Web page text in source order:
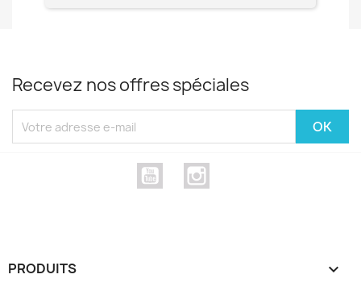
Recevez nos offres spéciales
YouTube
PRODUITS 